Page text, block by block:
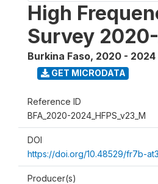
High
Survey
Burkina Faso, 2020 - 2024
GET MICRODATA
Reference ID
BFA_2020-2024_HFPS_v23_M
DOI
https://doi.org/10.48529/fr7b-
Producer(s)